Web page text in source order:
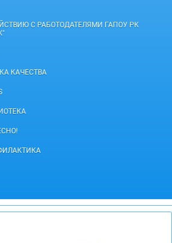
С РАБОТОДАТЕЛЯМИ ГАПОУ РК
КАЧЕСТВА